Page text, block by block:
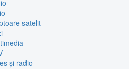
satelit
și radio